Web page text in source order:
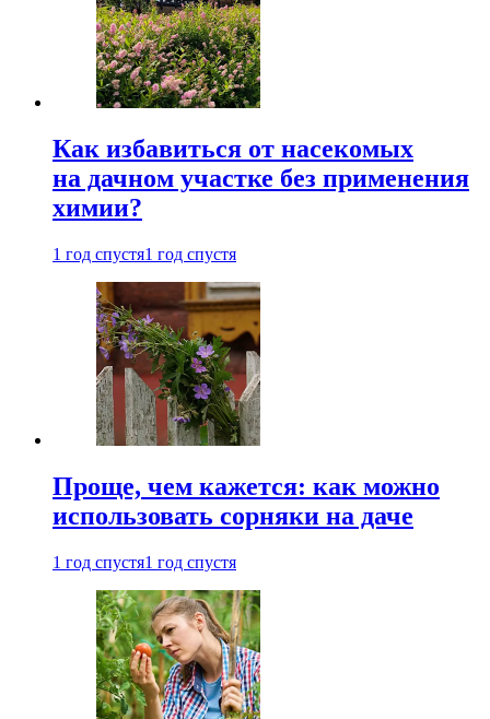
Как избавиться от насекомых
на дачном участке без применения
химии?
1 год спустя1 год спустя
Проще, чем кажется: как можно
использовать сорняки на даче
1 год спустя1 год спустя